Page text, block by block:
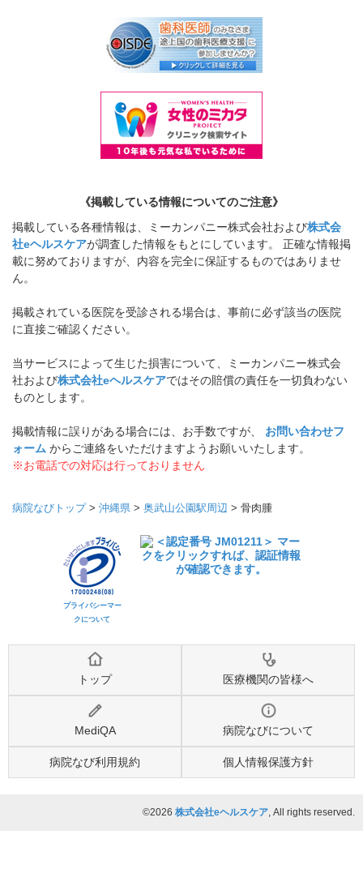
《掲載している情報についてのご注意》
掲載している各種情報は、ミーカンパニー株式会社および株式会
社eヘルスケアが調査した情報をもとにしています。 正確な情報掲
載に努めておりますが、内容を完全に保証するものではありませ
ん。
掲載されている医院を受診される場合は、事前に必ず該当の医院
に直接ご確認ください。
当サービスによって生じた損害について、ミーカンパニー株式会
社および株式会社eヘルスケアではその賠償の責任を一切負わない
ものとします。
掲載情報に誤りがある場合には、お手数ですが、 お問い合わせフ
ォーム からご連絡をいただけますようお願いいたします。
※お電話での対応は行っておりません
病院なびトップ> 沖縄県 > 奥武山公園駅周辺 > 骨肉腫
プライバシーマー
クについて
トップ 医療機関の皆様へ
MediQA 病院なびについて
病院なび利用規約 個人情報保護方針
©2026 株式会社eヘルスケア, All rights reserved.